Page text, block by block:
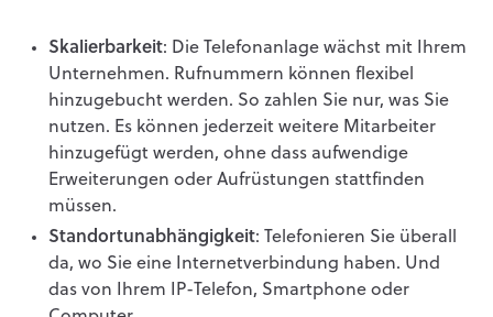
Skalierbarkeit: Die Telefonanlage wächst mit Ihrem
Unternehmen. Rufnummern können flexibel
hinzugebucht werden. So zahlen Sie nur, was Sie
nutzen. Es können jederzeit weitere Mitarbeiter
hinzugefügt werden, ohne dass aufwendige
Erweiterungen oder Aufrüstungen stattfinden
müssen.
Standortunabhängigkeit: Telefonieren Sie überall
da, wo Sie eine Internetverbindung haben. Und
das von Ihrem IP-Telefon, Smartphone oder